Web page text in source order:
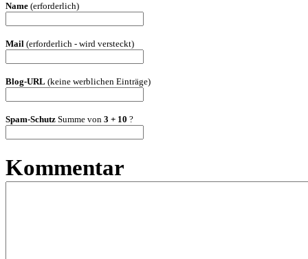
Name (erforderlich)
Mail (erforderlich - wird versteckt)
Blog-URL (keine werblichen Einträge)
Spam-Schutz Summe von 3 + 10 ?
Kommentar